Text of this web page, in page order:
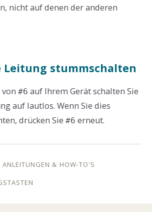
nicht auf denen der anderen
Leitung stummschalten
von#6 auf Ihrem Gerät schalten Sie
auf lautlos. Wenn Sie dies
drücken Sie#6 erneut.
ANLEITUNGEN & HOW-TO'S